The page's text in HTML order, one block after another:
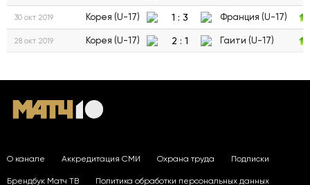
30 окт 2019 Корея (U-17) 1 : 3 Франция (U-17)
28 окт 2019 Корея (U-17) 2 : 1 Гаити (U-17)
О канале Аккредитация СМИ Охрана труда Подписки
Брендбук Матч ТВ Политика обработки персональных данных